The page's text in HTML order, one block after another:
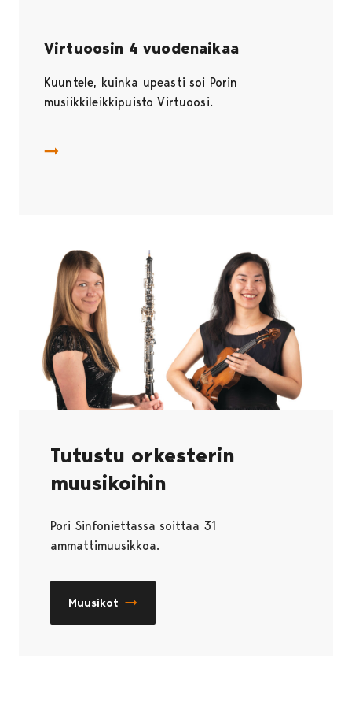
Virtuoosin 4 vuodenaikaa
Kuuntele, kuinka upeasti soi Porin
musiikkileikkipuisto Virtuoosi.
Virtuoosin 4 vuodenaikaa
Tutustu orkesterin
muusikoihin
Pori Sinfoniettassa soittaa 31
ammattimuusikkoa.
Muusikot